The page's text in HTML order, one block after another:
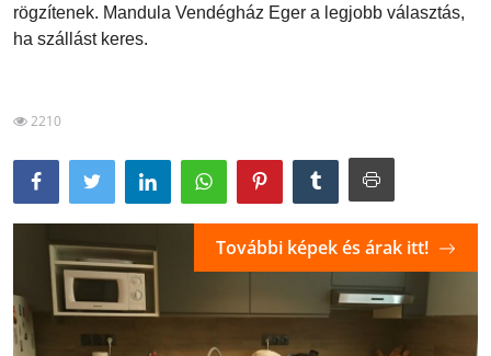
Blog
rögzítenek. Mandula Vendégház Eger a legjobb választás,
ha szállást keres.
2210
További képek és árak itt!